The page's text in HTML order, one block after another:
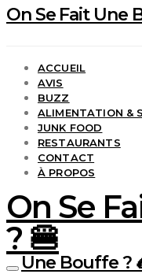
On Se Fait Une
ACCUEIL
AVIS
BUZZ
ALIMENTATION &
JUNK FOOD
RESTAURANTS
CONTACT
À PROPOS
On Se
? 🍔
Une Bouffe ?